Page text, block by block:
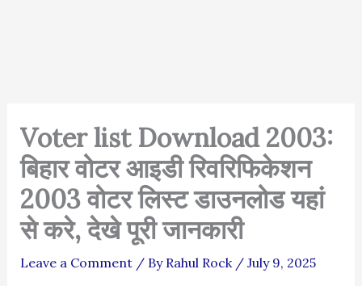
Voter list Download 2003:
बिहार वोटर आइडी रिवरिफिकेशन
2003 वोटर लिस्ट डाउनलोड यहां
से करे, देखे पूरी जानकारी
Leave a Comment / By Rahul Rock / July 9, 2025